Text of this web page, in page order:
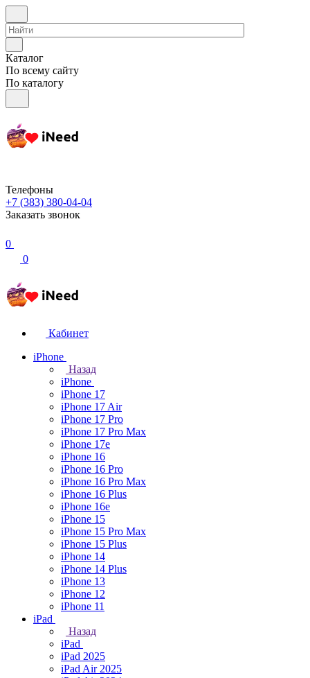
Каталог
По всему сайту
По каталогу
Телефоны
+7 (383) 380-04-04
Заказать звонок
0
0
Кабинет
iPhone
Назад
iPhone
iPhone 17
iPhone 17 Air
iPhone 17 Pro
iPhone 17 Pro Max
iPhone 17e
iPhone 16
iPhone 16 Pro
iPhone 16 Pro Max
iPhone 16 Plus
iPhone 16e
iPhone 15
iPhone 15 Pro Max
iPhone 15 Plus
iPhone 14
iPhone 14 Plus
iPhone 13
iPhone 12
iPhone 11
iPad
Назад
iPad
iPad 2025
iPad Air 2025